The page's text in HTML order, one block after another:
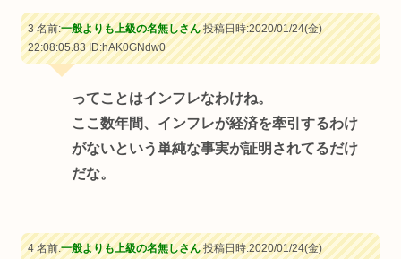
3 名前:一般よりも上級の名無しさん投稿日時:2020/01/24(金)
22:08:05.83ID:hAK0GNdw0
ってことはインフレなわけね。
ここ数年間、インフレが経済を牽引するわけ
がないという単純な事実が証明されてるだけ
だな。
4 名前:一般よりも上級の名無しさん投稿日時:2020/01/24(金)